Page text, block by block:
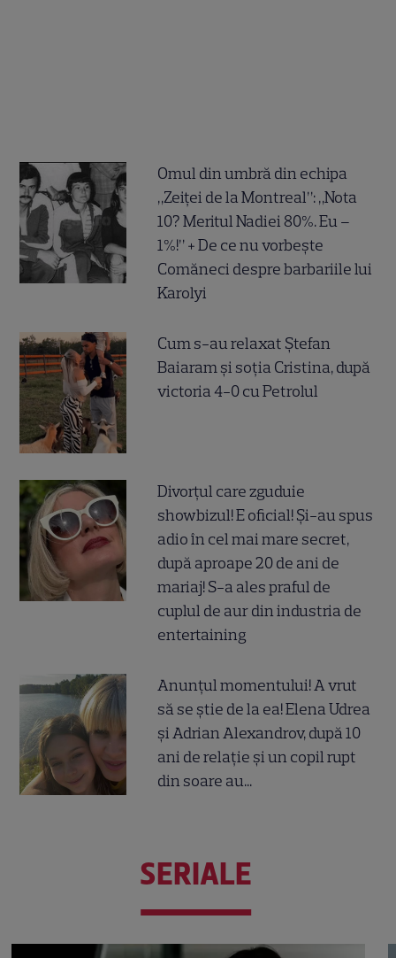
Omul din umbră din echipa
„Zeiței de la Montreal”: „Nota
10? Meritul Nadiei 80%. Eu –
1%!” + De ce nu vorbește
Comăneci despre barbariile lui
Karolyi
Cum s-au relaxat Ștefan
Baiaram și soția Cristina, după
victoria 4-0 cu Petrolul
Divorțul care zguduie
showbizul! E oficial! Și-au spus
adio în cel mai mare secret,
după aproape 20 de ani de
mariaj! S-a ales praful de
cuplul de aur din industria de
entertaining
Anunțul momentului! A vrut
să se știe de la ea! Elena Udrea
și Adrian Alexandrov, după 10
ani de relație și un copil rupt
din soare au...
SERIALE